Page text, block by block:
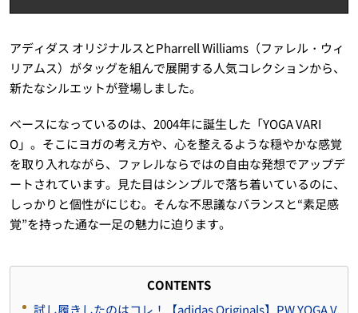
アディダス オリジナルスとPharrell Williams（ファレル・ウィ
リアムス）がタッグを組んで展開する人気コレクションから、
新たなシルエットが登場しました。
ベースになっているのは、2004年に誕生した「YOGA VARI
O」。そこにヨガの考え方や、心を整えるような穏やかな感覚
を取り入れながら、ファレルならではの自由な発想でアップデ
ートされています。見た目はシンプルで落ち着いているのに、
しっかりと個性がにじむ。そんな不思議なバランスと“素足感
覚”を持った通な一足の魅力に迫ります。
CONTENTS
試し履きしたのはコレ！【adidas Originals】PW YOGA V